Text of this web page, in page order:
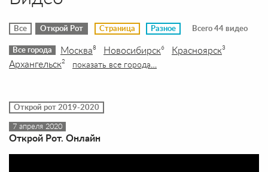
Все Открой Рот Страница Разное Всего 44 видео
Все города Москва8 Новосибирск6 Красноярск3
Архангельск2 показать все города…
Открой рот 2019-2020
7 апреля 2020
Открой Рот. Онлайн